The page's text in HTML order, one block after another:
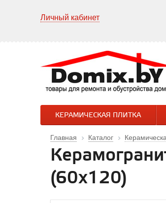
Личный кабинет
КЕРАМИЧЕСКАЯ ПЛИТКА
Главная Каталог
(60х120)